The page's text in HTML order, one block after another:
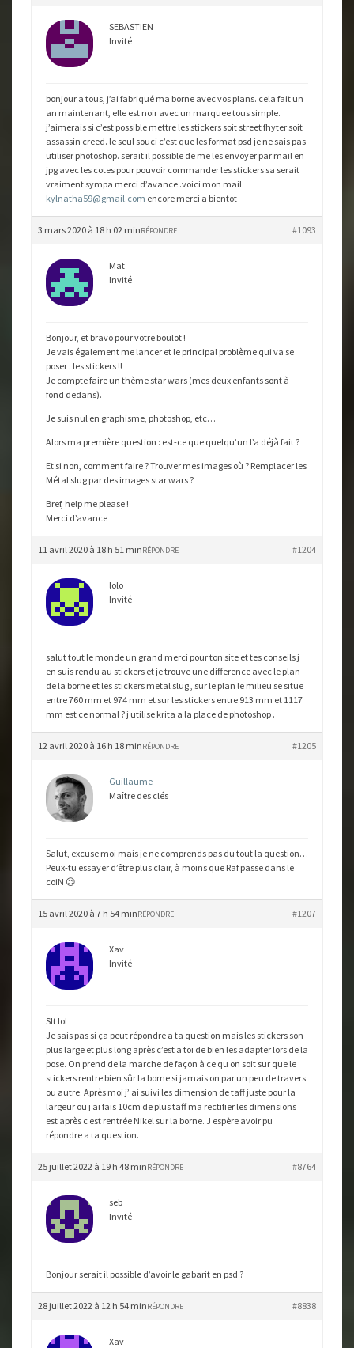
SEBASTIEN
Invité
bonjour a tous, j’ai fabriqué ma borne avec vos plans. cela fait un
an maintenant, elle est noir avec un marquee tous simple.
j’aimerais si c’est possible mettre les stickers soit street fhyter soit
assassin creed. le seul souci c’est que les format psd je ne sais pas
utiliser photoshop. serait il possible de me les envoyer par mail en
jpg avec les cotes pour pouvoir commander les stickers sa serait
vraiment sympa merci d’avance .voici mon mail
kylnatha59@gmail.com encore merci a bientot
3 mars 2020 à 18 h 02 min #1093
RÉPONDRE
Mat
Invité
Bonjour, et bravo pour votre boulot !
Je vais également me lancer et le principal problème qui va se
poser : les stickers !!
Je compte faire un thème star wars (mes deux enfants sont à
fond dedans).
Je suis nul en graphisme, photoshop, etc…
Alors ma première question : est-ce que quelqu’un l’a déjà fait ?
Et si non, comment faire ? Trouver mes images où ? Remplacer les
Métal slug par des images star wars ?
Bref, help me please !
Merci d’avance
11 avril 2020 à 18 h 51 min #1204
RÉPONDRE
lolo
Invité
salut tout le monde un grand merci pour ton site et tes conseils j
en suis rendu au stickers et je trouve une difference avec le plan
de la borne et les stickers metal slug , sur le plan le milieu se situe
entre 760 mm et 974 mm et sur les stickers entre 913 mm et 1117
mm est ce normal ? j utilise krita a la place de photoshop .
12 avril 2020 à 16 h 18 min #1205
RÉPONDRE
Guillaume
Maître des clés
Salut, excuse moi mais je ne comprends pas du tout la question…
Peux-tu essayer d’être plus clair, à moins que Raf passe dans le
coiN 😉
15 avril 2020 à 7 h 54 min #1207
RÉPONDRE
Xav
Invité
Slt lol
Je sais pas si ça peut répondre a ta question mais les stickers son
plus large et plus long après c’est a toi de bien les adapter lors de la
pose. On prend de la marche de façon à ce qu on soit sur que le
stickers rentre bien sûr la borne si jamais on par un peu de travers
ou autre. Après moi j’ ai suivi les dimension de taff juste pour la
largeur ou j ai fais 10cm de plus taff ma rectifier les dimensions
est après c est rentrée Nikel sur la borne. J espère avoir pu
répondre a ta question.
25 juillet 2022 à 19 h 48 min #8764
RÉPONDRE
seb
Invité
Bonjour serait il possible d’avoir le gabarit en psd ?
28 juillet 2022 à 12 h 54 min #8838
RÉPONDRE
Xav